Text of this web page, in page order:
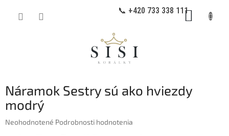
📞 +420 733 338 111
Náramok Sestry sú ako hviezdy
modrý
Priemerné
Neohodnotené Podrobnosti hodnotenia